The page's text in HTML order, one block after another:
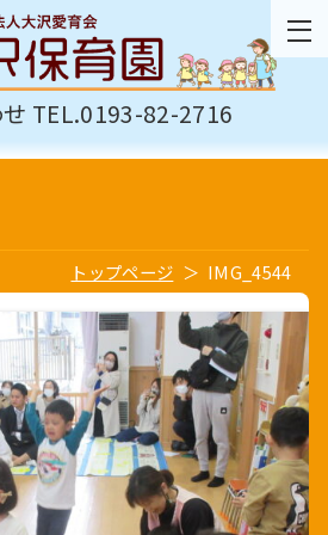
TEL.0193-82-2716
トップページ IMG_4544